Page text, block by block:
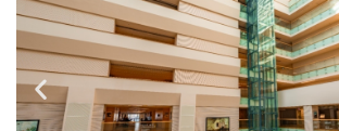
EVENIMENTE
CULTURALE
SPAȚII
NOUTĂȚI